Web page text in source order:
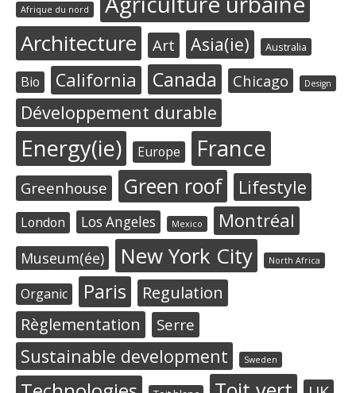
Afrique du nord
Architecture Art Asia(ie) Australia
Bio California Canada Chicago Design
Développement durable
Energy(ie) Europe France
Greenhouse Green roof Lifestyle
London Los Angeles Mexico Montréal
Museum(ée) New York City North Africa
Organic Paris
Regulation
Règlementation
Serre
Sustainable development Sweden